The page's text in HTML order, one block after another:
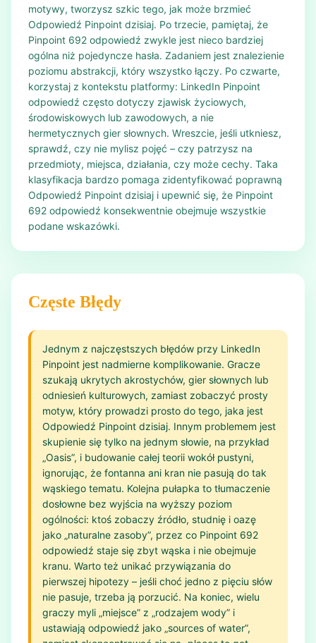
motywy, tworzysz szkic tego, jak może brzmieć
Odpowiedź Pinpoint dzisiaj. Po trzecie, pamiętaj, że
Pinpoint 692 odpowiedź zwykle jest nieco bardziej
ogólna niż pojedyncze hasła. Zadaniem jest znalezienie
poziomu abstrakcji, który wszystko łączy. Po czwarte,
korzystaj z kontekstu platformy: LinkedIn Pinpoint
odpowiedź często dotyczy zjawisk życiowych,
środowiskowych lub zawodowych, a nie
hermetycznych gier słownych. Wreszcie, jeśli utkniesz,
sprawdź, czy nie mylisz pojęć – czy patrzysz na
przedmioty, miejsca, działania, czy może cechy. Taka
klasyfikacja bardzo pomaga zidentyfikować poprawną
Odpowiedź Pinpoint dzisiaj i upewnić się, że Pinpoint
692 odpowiedź konsekwentnie obejmuje wszystkie
podane wskazówki.
Częste Błędy
Jednym z najczęstszych błędów przy LinkedIn
Pinpoint jest nadmierne komplikowanie. Gracze
szukają ukrytych akrostychów, gier słownych lub
odniesień kulturowych, zamiast zobaczyć prosty
motyw, który prowadzi prosto do tego, jaka jest
Odpowiedź Pinpoint dzisiaj. Innym problemem jest
skupienie się tylko na jednym słowie, na przykład
„Oasis”, i budowanie całej teorii wokół pustyni,
ignorując, że fontanna ani kran nie pasują do tak
wąskiego tematu. Kolejna pułapka to tłumaczenie
dosłowne bez wyjścia na wyższy poziom
ogólności: ktoś zobaczy źródło, studnię i oazę
jako „naturalne zasoby”, przez co Pinpoint 692
odpowiedź staje się zbyt wąska i nie obejmuje
kranu. Warto też unikać przywiązania do
pierwszej hipotezy – jeśli choć jedno z pięciu słów
nie pasuje, trzeba ją porzucić. Na koniec, wielu
graczy myli „miejsce” z „rodzajem wody” i
ustawiają odpowiedź jako „sources of water”,